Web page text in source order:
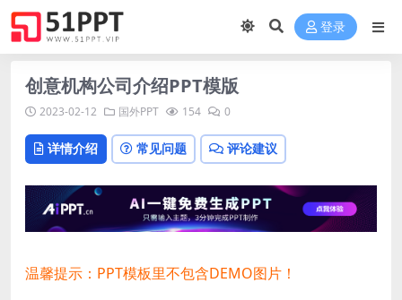
登录
创意机构公司介绍PPT模版
2023-02-12 国外PPT 154 0
详情介绍 常见问题 评论建议
温馨提示：PPT模板里不包含DEMO图片！